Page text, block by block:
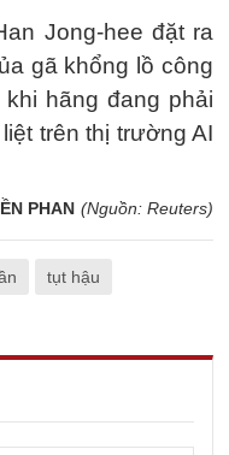
Jong-hee đặt ra
gã khổng lồ công
hãng đang phải
trên thị trường AI
PHAN (Nguồn: Reuters)
tụt hậu